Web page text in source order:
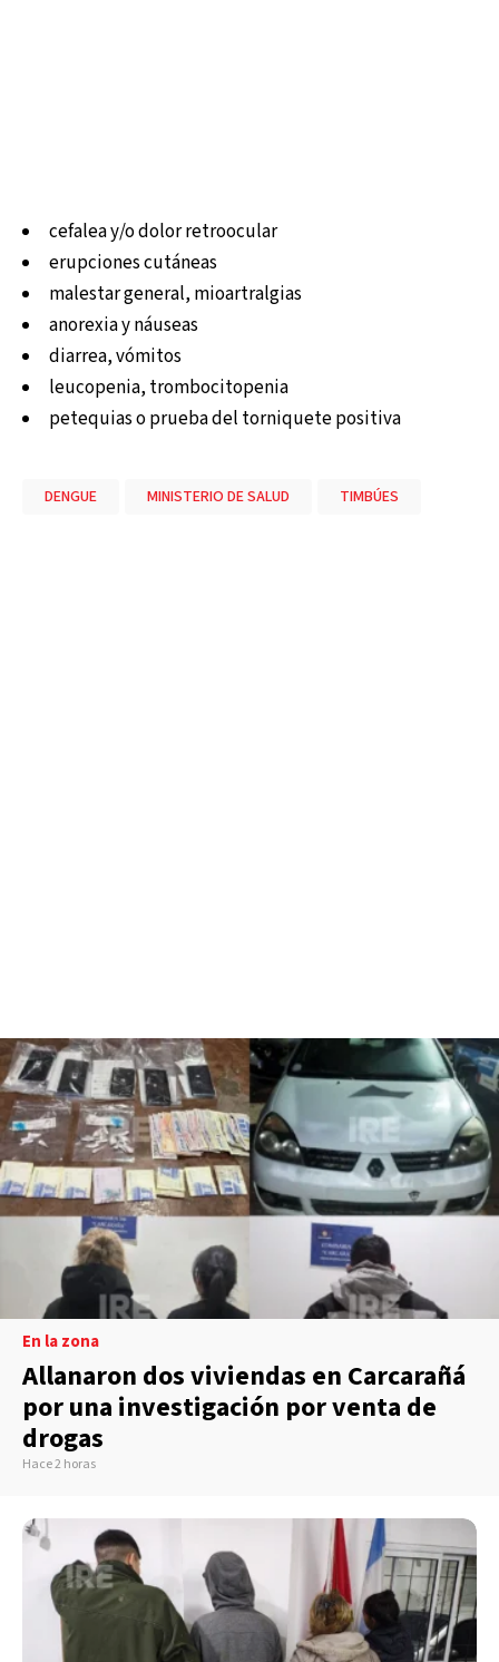
cefalea y/o dolor retroocular
erupciones cutáneas
malestar general, mioartralgias
anorexia y náuseas
diarrea, vómitos
leucopenia, trombocitopenia
petequias o prueba del torniquete positiva
DENGUE MINISTERIO DE SALUD TIMBÚES